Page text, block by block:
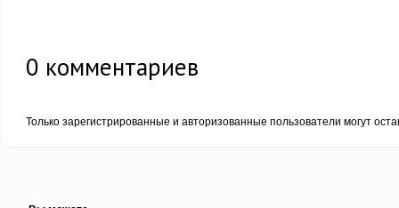
0 комментариев
Только зарегистрированные и авторизованные пользователи могут